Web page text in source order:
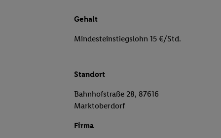
Gehalt
Mindesteinstiegslohn 15 €/Std.
Standort
Bahnhofstraße 28, 87616
Marktoberdorf
Firma